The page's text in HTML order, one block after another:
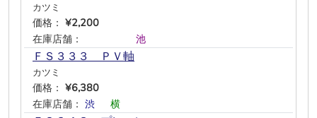
カツミ
価格： ¥2,200
在庫店舗：
池
ＦＳ３３３ ＰＶ軸
カツミ
価格： ¥6,380
在庫店舗： 渋 横